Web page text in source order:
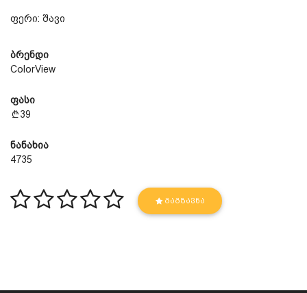
პოლიტიკა
ფერი: შავი
ბრენდი
ColorView
ფასი
39
ნანახია
4735
ᲒᲐᲒᲖᲐᲕᲜᲐ